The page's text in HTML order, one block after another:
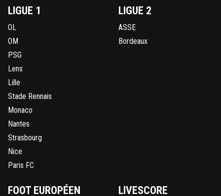
LIGUE 1
OL
OM
PSG
Lens
Lille
Stade Rennais
Monaco
Nantes
Strasbourg
Nice
Paris FC
LIGUE 2
ASSE
Bordeaux
FOOT EUROPÉEN LIVESCORE